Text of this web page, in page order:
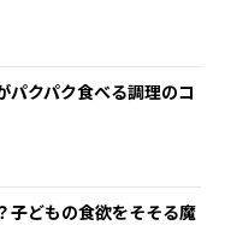
パクパク食べる調理のコ
子どもの食欲をそそる魔